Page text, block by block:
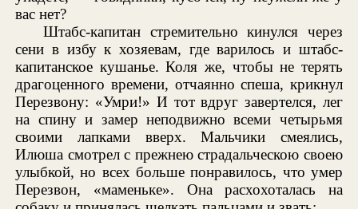
вас нет?
Штабс-капитан стремительно кинулся через
сени в избу к хозяевам, где варилось и штабс-
капитанское кушанье. Коля же, чтобы не терять
драгоценного времени, отчаянно спеша, крикнул
Перезвону: «Умри!» И тот вдруг завертелся, лег
на спину и замер неподвижно всеми четырьмя
своими лапками вверх. Мальчики смеялись,
Илюша смотрел с прежнею страдальческою своею
улыбкой, но всех больше понравилось, что умер
Перезвон, «маменьке». Она расхохоталась на